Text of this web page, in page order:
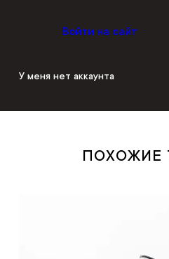
Войти на сайт
У меня нет аккаунта
ПОХОЖИЕ